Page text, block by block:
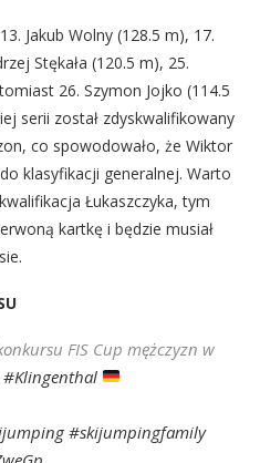
Jakub Wolny (128.5 m), 17.
Stękała (120.5 m), 25.
26. Szymon Jojko (114.5
serii został zdyskwalifikowany
co spowodowało, że Wiktor
klasyfikacji generalnej. Warto
Łukaszczyka, tym
kartkę i będzie musiał
FIS Cup mężczyzn w
#Klingenthal
#skijumpingfamily